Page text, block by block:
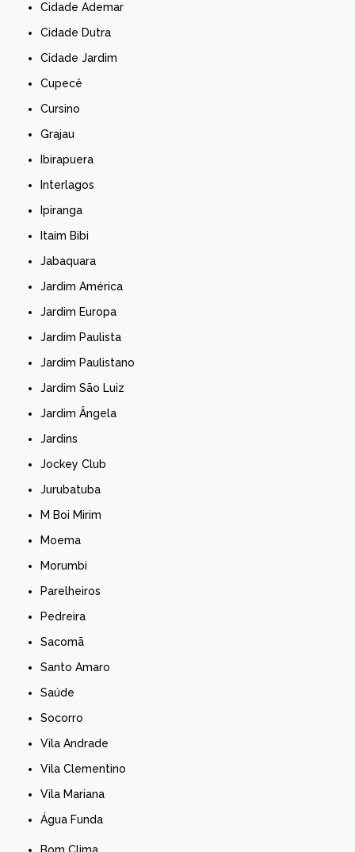
Cidade Ademar
Cidade Dutra
Cidade Jardim
Cupecê
Cursino
Grajau
Ibirapuera
Interlagos
Ipiranga
Itaim Bibi
Jabaquara
Jardim América
Jardim Europa
Jardim Paulista
Jardim Paulistano
Jardim São Luiz
Jardim Ângela
Jardins
Jockey Club
Jurubatuba
M Boi Mirim
Moema
Morumbi
Parelheiros
Pedreira
Sacomã
Santo Amaro
Saúde
Socorro
Vila Andrade
Vila Clementino
Vila Mariana
Água Funda